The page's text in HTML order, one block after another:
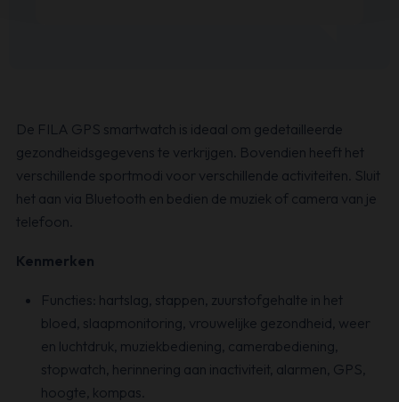
De FILA GPS smartwatch is ideaal om gedetailleerde
gezondheidsgegevens te verkrijgen. Bovendien heeft het
verschillende sportmodi voor verschillende activiteiten. Sluit
het aan via Bluetooth en bedien de muziek of camera van je
telefoon.
Kenmerken
Functies: hartslag, stappen, zuurstofgehalte in het
bloed, slaapmonitoring, vrouwelijke gezondheid, weer
en luchtdruk, muziekbediening, camerabediening,
stopwatch, herinnering aan inactiviteit, alarmen, GPS,
hoogte, kompas.